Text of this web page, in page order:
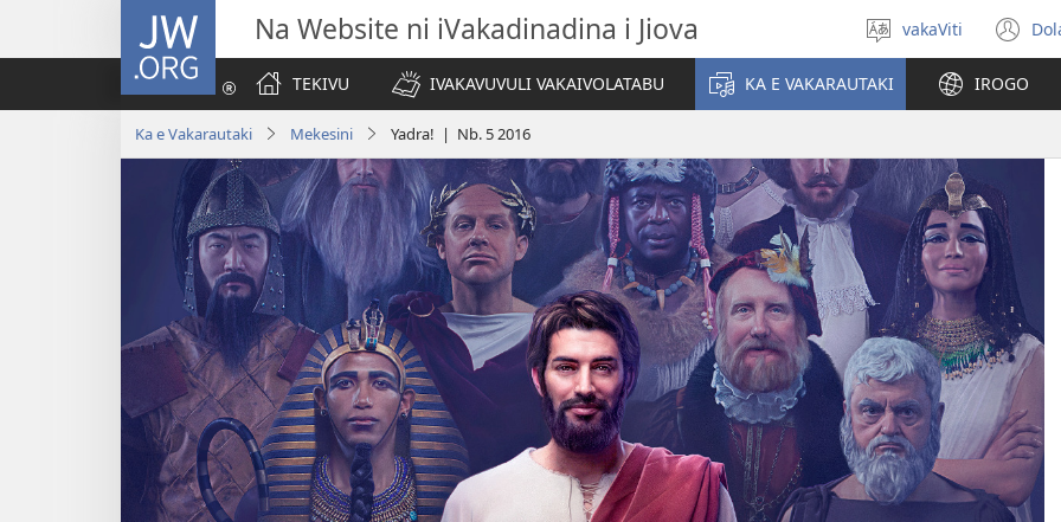
JW.ORG Na Website ni iVakadinadina i Jiova
Digia
na
Vosa
vakaViti
TEKIVU
IVAKAVUVULI VAKAIVOLATABU KA E VAKARAUTAKI IROGO
Ka e Vakarautaki Mekesini Yadra! | Nb. 5 2016